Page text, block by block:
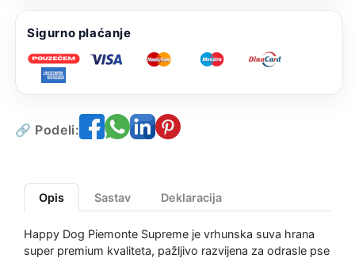
Sigurno plaćanje
🔗 Podeli:
Opis Sastav Deklaracija
Happy Dog Piemonte Supreme je vrhunska suva hrana
super premium kvaliteta, pažljivo razvijena za odrasle pse